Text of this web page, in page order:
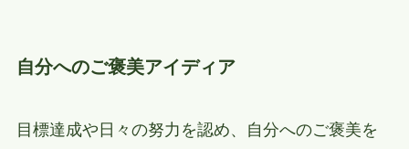
自分へのご褒美アイディア
目標達成や日々の努力を認め、自分へのご褒美を